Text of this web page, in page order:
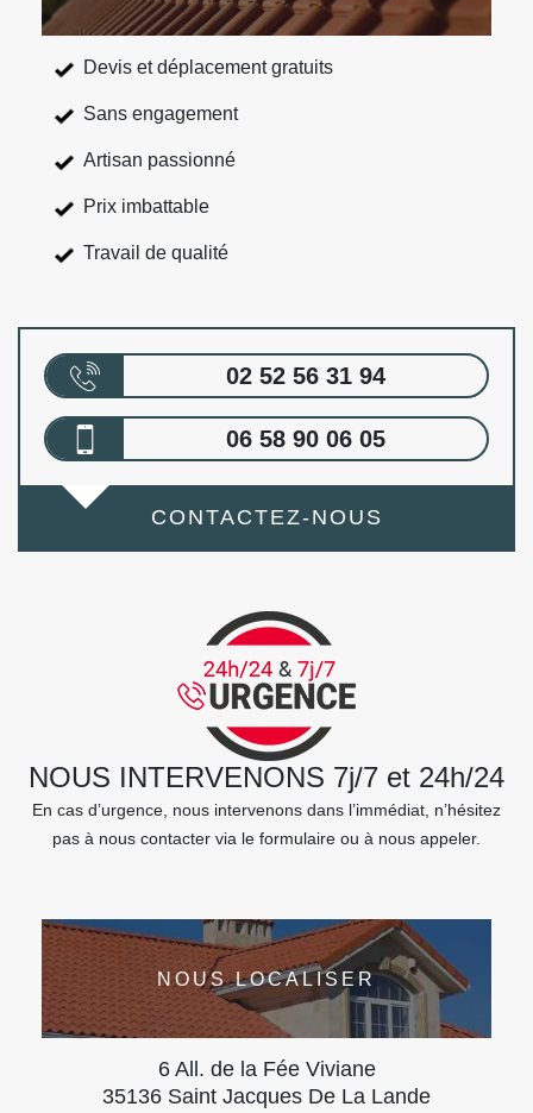
Devis et déplacement gratuits
Sans engagement
Artisan passionné
Prix imbattable
Travail de qualité
02 52 56 31 94
06 58 90 06 05
CONTACTEZ-NOUS
NOUS INTERVENONS 7j/7 et 24h/24
En cas d’urgence, nous intervenons dans l’immédiat, n’hésitez
pas à nous contacter via le formulaire ou à nous appeler.
NOUS LOCALISER
6 All. de la Fée Viviane
35136 Saint Jacques De La Lande